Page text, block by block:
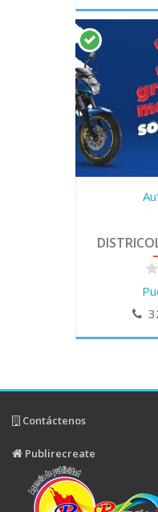
Contáctenos
Publirecreate